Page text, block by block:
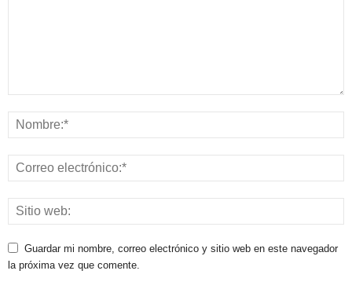
Guardar mi nombre, correo electrónico y sitio web en este navegador
la próxima vez que comente.